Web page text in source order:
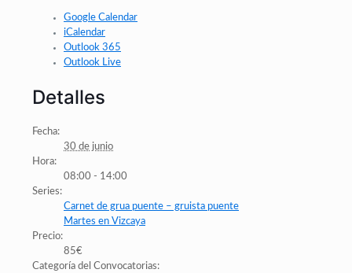
Google Calendar
iCalendar
Outlook 365
Outlook Live
Detalles
Fecha:
30 de junio
Hora:
08:00 - 14:00
Series:
Carnet de grua puente – gruista puente
Martes en Vizcaya
Precio:
85€
Categoría del Convocatorias: